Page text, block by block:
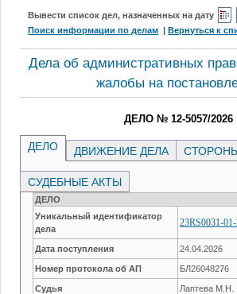
Вывести список дел, назначенных на дату
Поиск информации по делам |Вернуться к
Дела об административных
жалобы на
ДЕЛО № 12-5057/2026
ДЕЛО ДВИЖЕНИЕ ДЕЛА
СУДЕБНЫЕ АКТЫ
ДЕЛО
Уникальный идентификатор
дела
23RS0031-
Дата поступления 24.04.2026
Номер протокола об АП БЛ26048276
Судья Лаптева М.Н.